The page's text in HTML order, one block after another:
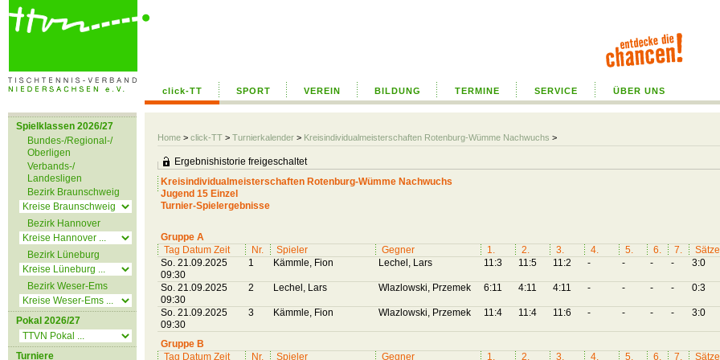
click-TT SPORT VEREIN BILDUNG TERMINE SERVICE ÜBER UNS
Home > click-TT > Turnierkalender > Kreisindividualmeisterschaften Rotenburg-Wümme Nachwuchs >
Spielklassen 2026/27
Bundes-/Regional-/
Oberligen
Verbands-/
Landesligen
Bezirk Braunschweig
Bezirk Hannover
Bezirk Lüneburg
Bezirk Weser-Ems
Pokal 2026/27
Turniere
Ergebnishistorie freigeschaltet
Kreisindividualmeisterschaften Rotenburg-Wümme Nachwuchs
Jugend 15 Einzel
Turnier-Spielergebnisse
Gruppe A
Tag Datum Zeit
Nr. Spieler Gegner 1. 2. 3. 4. 5. 6. 7. Sätze
So. 21.09.2025
09:30
1 Kämmle, Fion Lechel, Lars 11:3 11:5 11:2 - - - - 3:0
So. 21.09.2025
09:30
2 Lechel, Lars Wlazlowski, Przemek 6:11 4:11 4:11 - - - - 0:3
So. 21.09.2025
09:30
3 Kämmle, Fion Wlazlowski, Przemek 11:4 11:4 11:6 - - - - 3:0
Gruppe B
Tag Datum Zeit
Nr. Spieler Gegner 1. 2. 3. 4. 5. 6. 7. Sätze